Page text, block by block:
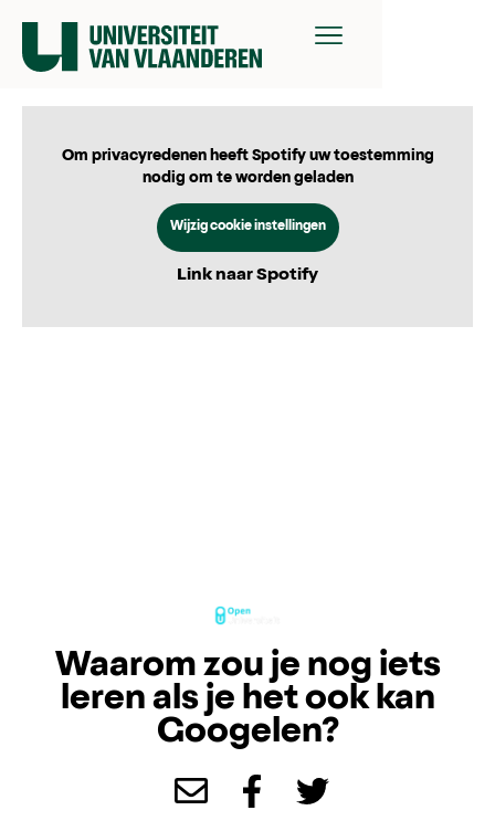
Om privacyredenen heeft Spotify uw toestemming
nodig om te worden geladen
Wijzig cookie instellingen
Link naar Spotify
Waarom zou je nog iets
leren als je het ook kan
Googelen?